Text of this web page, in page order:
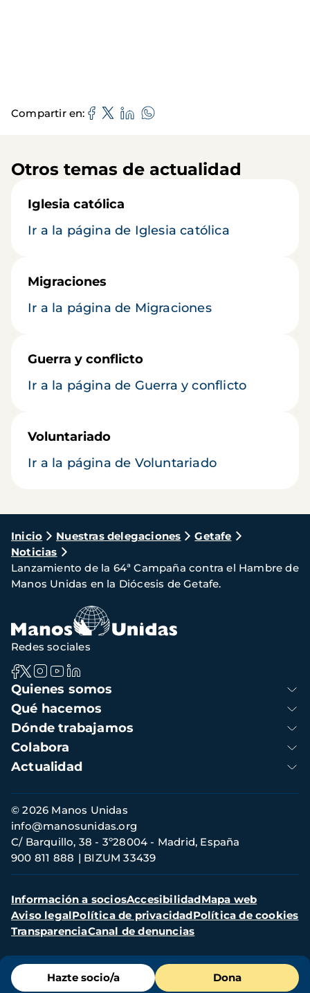
Compartir en
Otros temas de actualidad
Iglesia católica
Ir a la página de Iglesia católica
Migraciones
Ir a la página de Migraciones
Guerra y conflicto
Ir a la página de Guerra y conflicto
Voluntariado
Ir a la página de Voluntariado
Ruta
de
navegación
Inicio Nuestras delegaciones
Getafe
Noticias
Lanzamiento de la 64ª Campaña contra el Hambre de
Manos Unidas en la Diócesis de Getafe.
Menú
de
Hazte socio/a Dona
Navegación
principal
Quienes somos
Qué hacemos
Dónde trabajamos
Colabora
Actualidad
Redes sociales
Información
de
contacto
© 2026 Manos Unidas
C/ Barquillo, 38 - 3º28004 - Madrid, España
900 811 888
BIZUM 33439
info@manosunidas.org
Menú
secundario
Información a sociosAccesibilidadMapa web
Aviso legalPolítica de privacidadPolítica de cookies
TransparenciaCanal de denuncias